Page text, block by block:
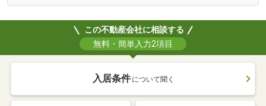
この不動産会社に相談する
無料・簡単入力2項目
入居条件 について聞く